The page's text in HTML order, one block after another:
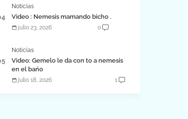
Noticias
Video : Nemesis mamando bicho .
julio 23, 2026 0
Noticias
Video: Gemelo le da con to a nemesis
en el bańo
julio 18, 2026 1